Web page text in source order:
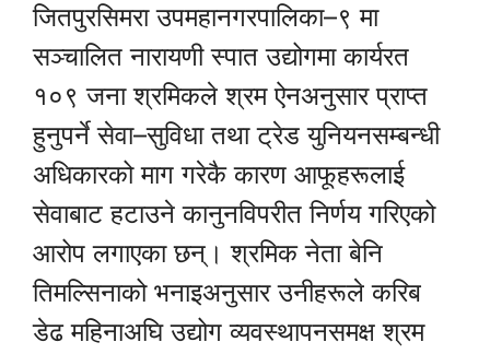
जितपुरसिमरा उपमहानगरपालिका–९ मा
सञ्चालित नारायणी स्पात उद्योगमा कार्यरत
१०९ जना श्रमिकले श्रम ऐनअनुसार प्राप्त
हुनुपर्ने सेवा–सुविधा तथा ट्रेड युनियनसम्बन्धी
अधिकारको माग गरेकै कारण आफूहरूलाई
सेवाबाट हटाउने कानुनविपरीत निर्णय गरिएको
आरोप लगाएका छन्। श्रमिक नेता बेनि
तिमल्सिनाको भनाइअनुसार उनीहरूले करिब
डेढ महिनाअघि उद्योग व्यवस्थापनसमक्ष श्रम